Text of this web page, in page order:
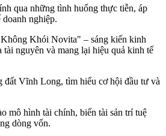
qua những tình huống thực tiễn, áp
nghiệp.
Khói Novita" – sáng kiến kinh
tài nguyên và mang lại hiệu quả kinh tế
đất Vĩnh Long, tìm hiểu cơ hội đầu tư và
mô hình tài chính, biến tài sản trí tuệ
dòng vốn.